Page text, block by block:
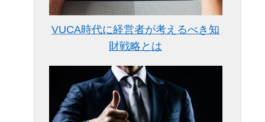
VUCA時代に経営者が考えるべき知
財戦略とは